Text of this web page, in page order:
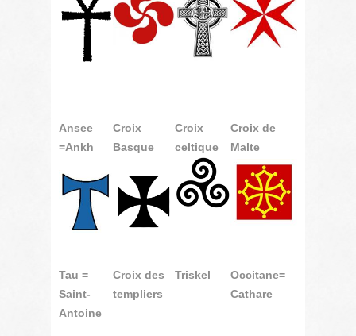
Ansee
=Ankh
Croix
Basque
Croix
celtique
Croix de
Malte
Tau =
Saint-
Antoine
Croix des
templiers
Triskel
Occitane=
Cathare